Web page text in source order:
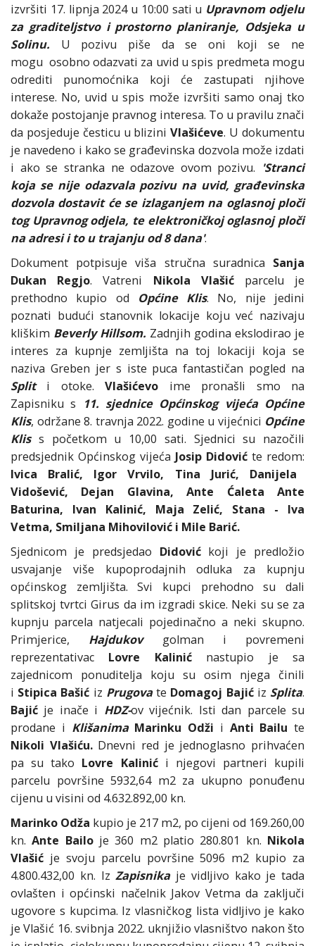
izvršiti 17. lipnja 2024 u 10:00 sati u Upravnom odjelu
za graditeljstvo i prostorno planiranje, Odsjeka u
Solinu. U pozivu piše da se oni koji se ne
mogu osobno odazvati za uvid u spis predmeta mogu
odrediti punomoćnika koji će zastupati njihove
interese. No, uvid u spis može izvršiti samo onaj tko
dokaže postojanje pravnog interesa. To u pravilu znači
da posjeduje česticu u bliziniVlašićeve. U dokumentu
je navedeno i kako se građevinska dozvola može izdati
i ako se stranka ne odazove ovom pozivu. 'Stranci
koja se nije odazvala pozivu na uvid, građevinska
dozvola dostavit će se izlaganjem na oglasnoj ploči
tog Upravnog odjela, te elektroničkoj oglasnoj ploči
na adresi i to u trajanju od 8 dana'.
Dokument potpisuje viša stručna suradnica Sanja
Dukan Regjo. Vatreni Nikola Vlašićparcelu je
prethodno kupio od Općine Klis. No, nije jedini
poznati budući stanovnik lokacije koju već nazivaju
kliškim Beverly Hillsom. Zadnjih godina ekslodirao je
interes za kupnje zemljišta na toj lokaciji koja se
naziva Greben jer s iste puca fantastičan pogled na
Spliti otoke.Vlašićevo ime pronašli smo na
Zapisniku s
11. sjednice Općinskog vijeća Općine
Klis, održane 8. travnja 2022. godine u vijećnici Općine
Kliss početkom u 10,00 sati. Sjednici su nazočili
predsjednik Općinskog vijeća Josip Didović te redom:
Ivica Bralić, Igor Vrvilo, Tina Jurić, Danijela
Vidošević, Dejan Glavina, Ante Ćaleta Ante
Baturina, Ivan Kalinić, Maja Zelić, Stana - Iva
Vetma, Smiljana Mihovilović i Mile Barić.
Sjednicom je predsjedao Didović koji je predložio
usvajanje više kupoprodajnih odluka za kupnju
općinskog zemljišta. Svi kupci prehodno su dali
splitskoj tvrtci Girus da im izgradi skice. Neki su se za
kupnju parcela natjecali pojedinačno a neki skupno.
Primjerice, Hajdukovgolman i povremeni
reprezentativac Lovre Kalinić nastupio je sa
zajednicom ponuditelja koju su osim njega činili
i Stipica Bašić iz Prugovate Domagoj Bajićiz Splita.
Bajić je inače i HDZ-ov vijećnik. Isti dan parcele su
prodane i KlišanimaMarinku Odži i Anti Bailu te
Nikoli Vlašiću.Dnevni red je jednoglasno prihvaćen
pa su tako Lovre Kalinići njegovi partneri kupili
parcelu površine 5932,64 m2 za ukupno ponuđenu
cijenu u visini od 4.632.892,00 kn.
Marinko Odža kupio je 217 m2, po cijeni od 169.260,00
kn.Ante Bailoje 360 m2 platio 280.801 kn. Nikola
Vlašić je svoju parcelu površine 5096 m2 kupio za
4.800.432,00 kn. IzZapisnikaje vidljivo kako je tada
ovlašten i općinski načelnik Jakov Vetma da zaključi
ugovore s kupcima. Iz vlasničkog lista vidljivo je kako
je Vlašić 16. svibnja 2022. uknjižio vlasništvo nakon što